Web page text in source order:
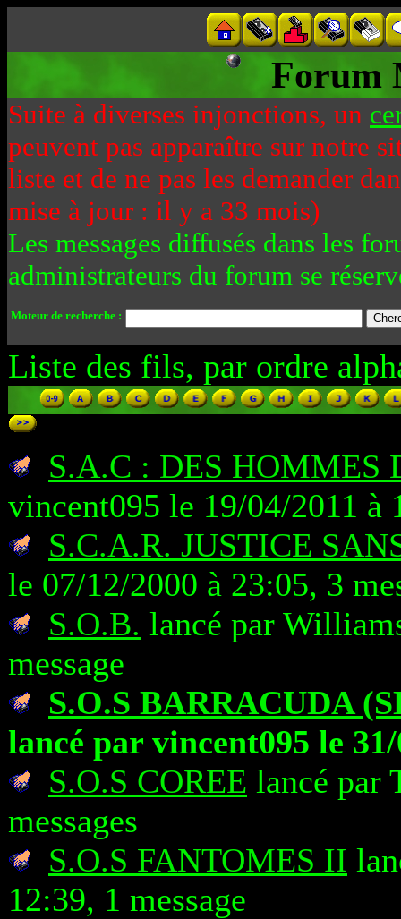
Forum
Suite à diverses injonctions, un
peuvent pas apparaître sur notre
liste et de ne pas les demander
mise à jour : il y a 33 mois)
Les messages diffusés dans les
administrateurs du forum se
Moteur de recherche :
Liste des fils, par ordre
S.A.C : DES HOMMES
vincent095 le 19/04/2011 à
S.C.A.R. JUSTICE
le 07/12/2000 à 23:05, 3
S.O.B. lancé par
message
S.O.S BARRACUDA
lancé par vincent095 le 31/
S.O.S COREE lancé par
messages
S.O.S FANTOMES II
12:39, 1 message